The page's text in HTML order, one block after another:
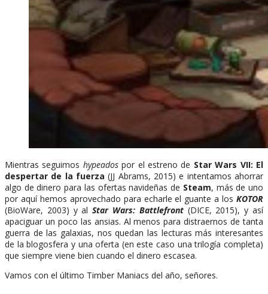
Mientras seguimos hypeadospor el estreno de Star Wars VII: El
despertar de la fuerza (JJ Abrams, 2015) e intentamos ahorrar
algo de dinero para las ofertas navideñas de Steam, más de uno
por aquí hemos aprovechado para echarle el guante a los KOTOR
(BioWare, 2003) y alStar Wars: Battlefront(DICE, 2015), y así
apaciguar un poco las ansias. Al menos para distraernos de tanta
guerra de las galaxias, nos quedan las lecturas más interesantes
de la blogosfera y una oferta (en este caso una trilogía completa)
que siempre viene bien cuando el dinero escasea.
Vamos con el último Timber Maniacs del año, señores.